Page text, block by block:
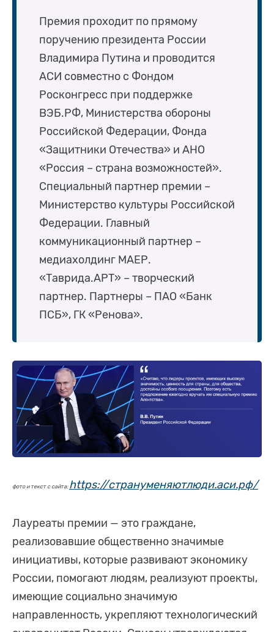
Премия проходит по прямому
поручению президента России
Владимира Путина и проводится
АСИ совместно с Фондом
Росконгресс при поддержке
ВЭБ.РФ, Министерства обороны
Российской Федерации, Фонда
«Защитники Отечества» и АНО
«Россия – страна возможностей».
Специальный партнер премии –
Министерство культуры Российской
Федерации. Главный
коммуникационный партнер –
медиахолдинг МАЕР.
«Таврида.АРТ» – творческий
партнер. Партнеры – ПАО «Банк
ПСБ», ГК «Ренова».
фото и текст с сайта: https://странуменяютлюди.аси.рф/
Лауреаты премии — это граждане,
реализовавшие общественно значимые
инициативы, которые развивают экономику
России, помогают людям, реализуют проекты,
имеющие социально значимую
направленность, укрепляют технологический